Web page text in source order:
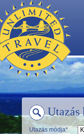
Utazás
Utazás módja*